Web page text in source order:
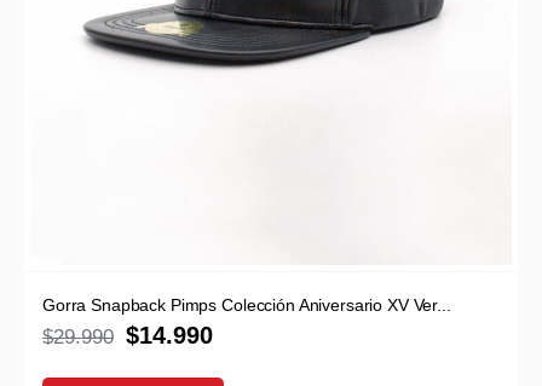
Gorra Snapback Pimps Colección Aniversario XV Ver...
$29.990 $14.990